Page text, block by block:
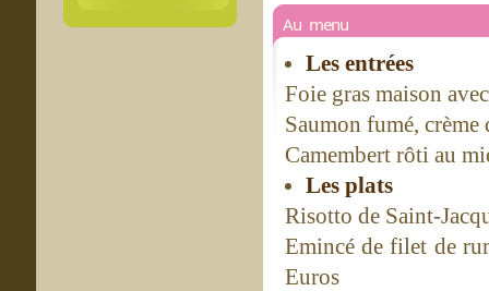
Au menu
Les entrées
Foie gras maison
Saumon fumé,
Camembert rôti au
Les plats
Risotto de Saint-
Emincé de filet de
Euros